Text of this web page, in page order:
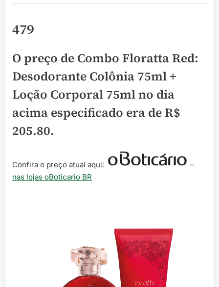
479
O preço de Combo Floratta Red:
Desodorante Colônia 75ml +
Loção Corporal 75ml no dia
acima especificado era deR$
205.80.
Confira o preço atual aqui:
–
nas lojas oBoticario BR